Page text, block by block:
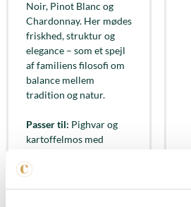
Noir, Pinot Blanc og
Chardonnay. Her mødes
friskhed, struktur og
elegance – som et spejl
af familiens filosofi om
balance mellem
tradition og natur.
Passer til: Pighvar og
kartoffelmos med
marineret svinekotelet,